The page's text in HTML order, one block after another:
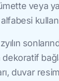
veya
dekoratif
duvar